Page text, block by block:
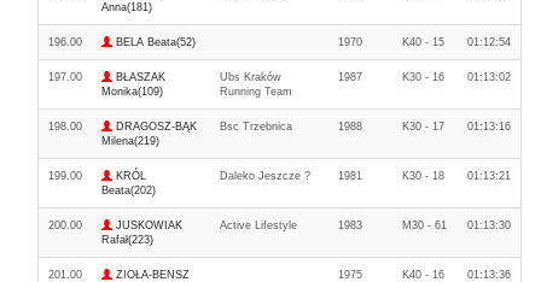
Anna(181)
196.00 BELA Beata(52) 1970 K40 - 15 01:12:54
197.00
BŁASZAK
Monika(109)
Ubs Kraków
Running Team
1987 K30 - 16 01:13:02
198.00
DRAGOSZ-BĄK
Milena(219)
Bsc Trzebnica 1988 K30 - 17 01:13:16
199.00
KRÓL
Beata(202)
Daleko Jeszcze ? 1981 K30 - 18 01:13:21
200.00
JUSKOWIAK
Rafał(223)
Active Lifestyle 1983 M30 - 61 01:13:30
201.00
ZIOŁA-BENSZ
1975 K40 - 16 01:13:36